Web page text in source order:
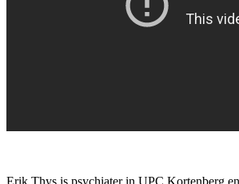
Erik Thys is psychiater in UPC Kortenberg